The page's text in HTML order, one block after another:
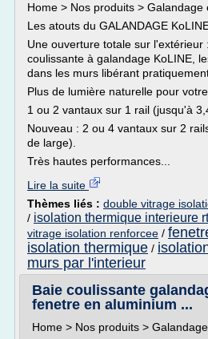
Home > Nos produits > Galandage
Les atouts du GALANDAGE
Une ouverture totale sur l'extérieur
coulissante à galandage KoLINE,
dans les murs libérant
Plus de lumière naturelle pour votre
1 ou 2 vantaux sur 1 rail (jusqu'à
Nouveau : 2 ou 4 vantaux sur 2
de large).
Très hautes performances...
Lire la suite
Thèmes liés : double vitrage
/ isolation thermique interieure
vitrage isolation renforcee /
isolation thermique /
murs par l'interieur
Baie coulissante
fenetre en aluminium ...
Home > Nos produits >